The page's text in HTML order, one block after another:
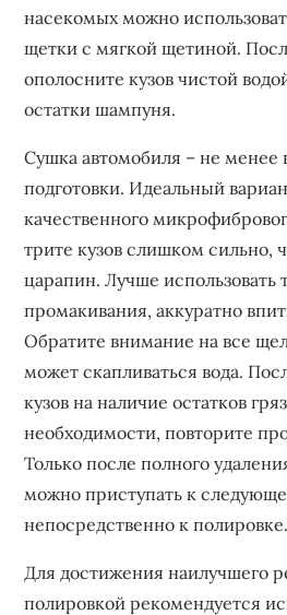
насекомых можно
щетки с мягкой щетиной.
ополосните кузов чистой
остатки шампуня.
Сушка автомобиля – не менее
подготовки. Идеальный
качественного
трите кузов слишком сильно‚
царапин. Лучше использовать
промакивания‚ аккуратно
Обратите внимание на все
может скапливаться вода.
кузов на наличие остатков
необходимости‚ повторите
Только после полного
можно приступать к
непосредственно к полировке.
Для достижения наилучшего
полировкой рекомендуется